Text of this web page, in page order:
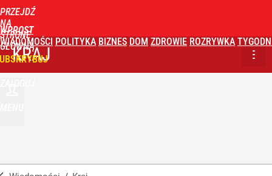
PRZEJDŹ
NA
STRONĘ
GŁÓWNĄ
WPROST
WIADOMOŚCI POLITYKA BIZNES DOM ZDROWIE ROZRYWKA
KRAJ